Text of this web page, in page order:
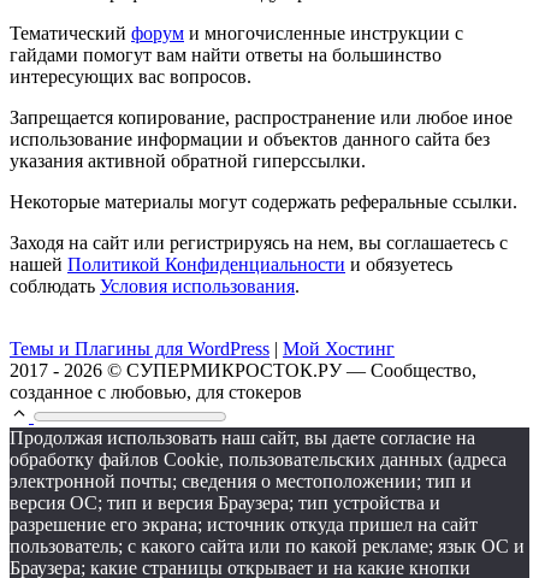
Тематический форум и многочисленные инструкции с
гайдами помогут вам найти ответы на большинство
интересующих вас вопросов.
Запрещается копирование, распространение или любое иное
использование информации и объектов данного сайта без
указания активной обратной гиперссылки.
Некоторые материалы могут содержать реферальные ссылки.
Заходя на сайт или регистрируясь на нем, вы соглашаетесь с
нашей Политикой Конфиденциальности и обязуетесь
соблюдать Условия использования.
Темы и Плагины для WordPress | Мой Хостинг
2017 - 2026 © СУПЕРМИКРОСТОК.РУ — Сообщество,
созданное с любовью, для стокеров
Продолжая использовать наш сайт, вы даете согласие на
обработку файлов Cookie, пользовательских данных (адреса
электронной почты; сведения о местоположении; тип и
версия ОС; тип и версия Браузера; тип устройства и
разрешение его экрана; источник откуда пришел на сайт
пользователь; с какого сайта или по какой рекламе; язык ОС и
Браузера; какие страницы открывает и на какие кнопки